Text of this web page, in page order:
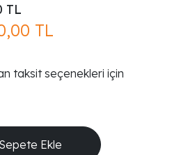
TL
TL
taksit seçenekleri için